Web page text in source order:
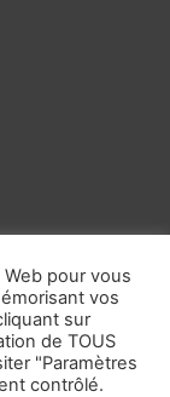
pour vous
vos
sur
de TOUS
"Paramètres
contrôlé.